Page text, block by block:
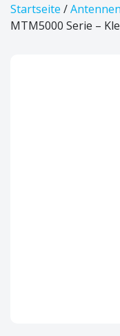
Startseite /Antennen
MTM5000 Serie –